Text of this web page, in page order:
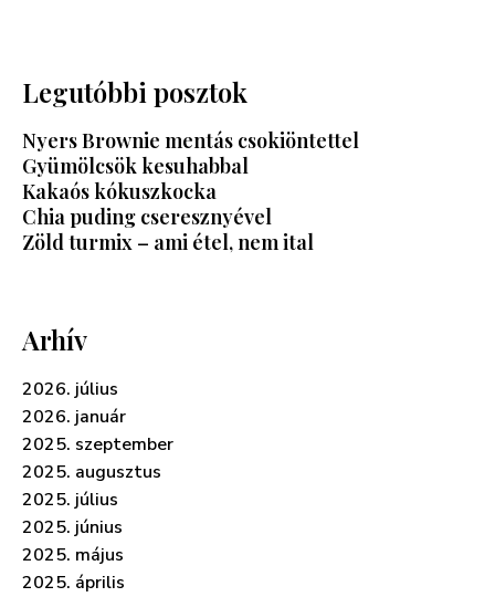
Legutóbbi posztok
Nyers Brownie mentás csokiöntettel
Gyümölcsök kesuhabbal
Kakaós kókuszkocka
Chia puding cseresznyével
Zöld turmix – ami étel, nem ital
Arhív
2026. július
2026. január
2025. szeptember
2025. augusztus
2025. július
2025. június
2025. május
2025. április